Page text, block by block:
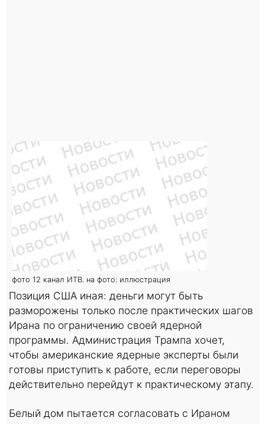
фото 12 канал ИТВ. на фото: иллюстрация
Позиция США иная: деньги могут быть
разморожены только после практических шагов
Ирана по ограничению своей ядерной
программы. Администрация Трампа хочет,
чтобы американские ядерные эксперты были
готовы приступить к работе, если переговоры
действительно перейдут к практическому этапу.
Белый дом пытается согласовать с Ираном